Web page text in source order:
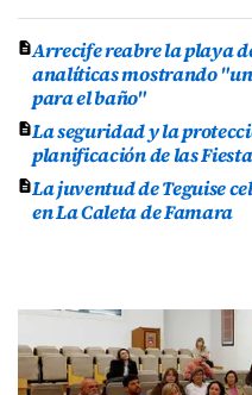
Arrecife reabre la playa
analíticas mostrando
para el baño"
La seguridad y la
planificación de las
La juventud de Teguise
en La Caleta de Famara